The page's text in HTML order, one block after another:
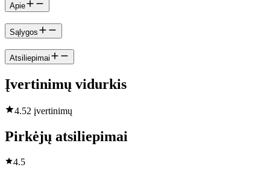
Apie
Sąlygos
Atsiliepimai
Įvertinimų vidurkis
4.52 įvertinimų
Pirkėjų atsiliepimai
4.5